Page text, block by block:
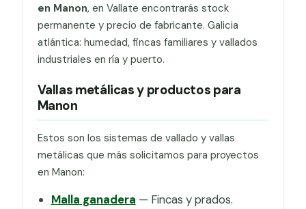
en Manon, en Vallate encontrarás stock
permanente y precio de fabricante. Galicia
atlántica: humedad, fincas familiares y vallados
industriales en ría y puerto.
Vallas metálicas y productos para
Manon
Estos son los sistemas de vallado y vallas
metálicas que más solicitamos para proyectos
en Manon:
Malla ganadera — Fincas y prados.